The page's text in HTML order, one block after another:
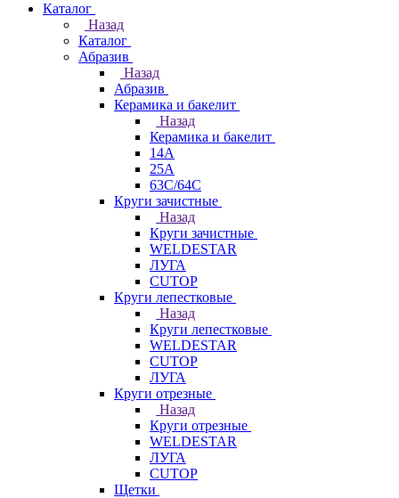
Каталог
Назад
Каталог
Абразив
Назад
Абразив
Керамика и бакелит
Назад
Керамика и бакелит
14А
25А
63С/64С
Круги зачистные
Назад
Круги зачистные
WELDESTAR
ЛУГА
CUTOP
Круги лепестковые
Назад
Круги лепестковые
WELDESTAR
CUTOP
ЛУГА
Круги отрезные
Назад
Круги отрезные
WELDESTAR
ЛУГА
CUTOP
Щетки